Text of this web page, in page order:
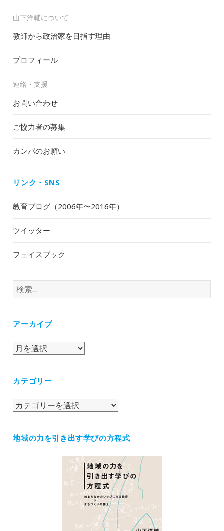
山下洋輔について
教師から政治家を目指す理由
プロフィール
連絡・支援
お問い合わせ
ご協力者の募集
カンパのお願い
リンク・SNS
教育ブログ（2006年〜2016年）
ツイッター
フェイスブック
検
索:
アーカイブ
ア
イ
カテゴリー
カ
リ
地域の力を引き出す学びの方程式